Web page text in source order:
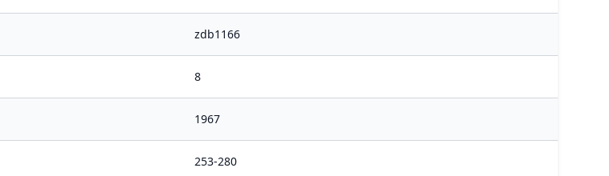
zdb1166
8
1967
253-280